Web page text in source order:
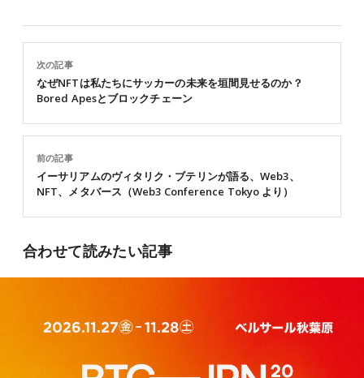
前の記事
イーサリアムのヴィタリク・ブテリンが語る、Web3、
NFT、メタバース（Web3 Conference Tokyo より）
次の記事
なぜNFTは私たちにサッカーの未来を垣間見せるのか？
Bored Apesとブロックチェーン
合わせて読みたい記事